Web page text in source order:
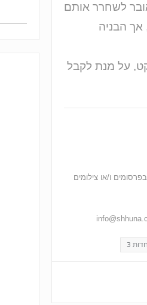
לשחרר אותם
אך הבניה
על מנת לקבל
ו/או צילומים
3